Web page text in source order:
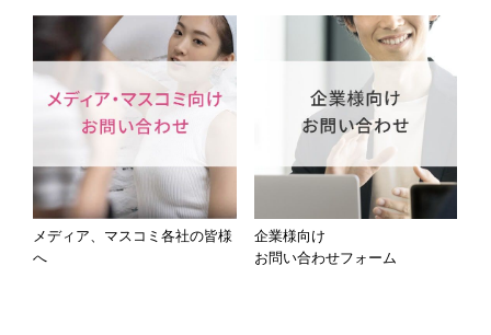
メディア、マスコミ各社の皆様
へ
企業様向け
お問い合わせフォーム